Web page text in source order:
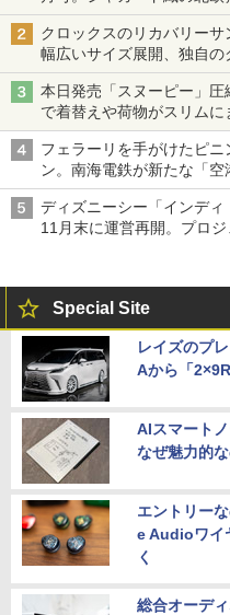
クロックスのリカバリー
幅広いサイズ展開、独自の
本日発売「スヌーピー」
で着替えや荷物がスリムに
フェラーリを手がけたピ
ン。南海電鉄が新たな「
ディズニーシー「インデ
11月末に運営再開。プロ
Special Site
レイズのプ
Aから「
AIスマート
なぜ魅力的
エントリー
e Audioワイ
く
総合オーデ